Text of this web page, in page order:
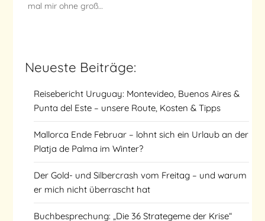
mal mir ohne groß…
Neueste Beiträge:
Reisebericht Uruguay: Montevideo, Buenos Aires &
Punta del Este – unsere Route, Kosten & Tipps
Mallorca Ende Februar – lohnt sich ein Urlaub an der
Platja de Palma im Winter?
Der Gold- und Silbercrash vom Freitag – und warum
er mich nicht überrascht hat
Buchbesprechung: „Die 36 Strategeme der Krise“